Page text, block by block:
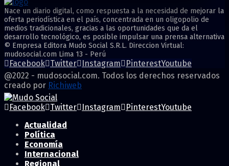
Nace un diario digital, como respuesta a la necesidad de mejorar la
oferta periodística en el país, concentrada en un oligopolio de
medios tradicionales, gracias a las oportunidades que da el
desarrollo tecnológico, es posible impulsar una prensa alternativa
© Empresa Editora Mudo Social S.R.L. Direccion Virtual:
mudosocial.com Lima 13 - Perú
Facebook Twitter Instagram PinterestYoutube
@2022 - mudosocial.com. Todos los derechos reservados
creado por Richiweb
Facebook Twitter Instagram PinterestYoutube
Actualidad
Política
Economía
Internacional
Regional